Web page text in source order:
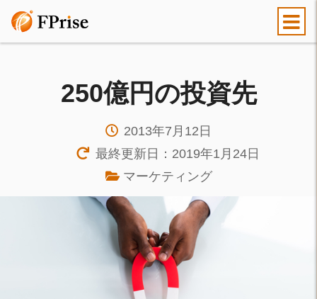
250億円の投資先
2013年7月12日
最終更新日：2019年1月24日
マーケティング